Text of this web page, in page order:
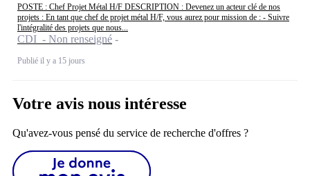
POSTE : Chef Projet Métal H/F DESCRIPTION : Devenez un acteur clé de nos
projets : En tant que chef de projet métal H/F, vous aurez pour mission de : - Suivre
l'intégralité des projets que nous...
CDI - Non renseigné
Publié il y a 15 jours
Votre avis nous intéresse
Qu'avez-vous pensé du service de recherche d'offres ?